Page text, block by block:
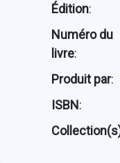
Édition:
Numéro du
livre:
Produit par:
ISBN: